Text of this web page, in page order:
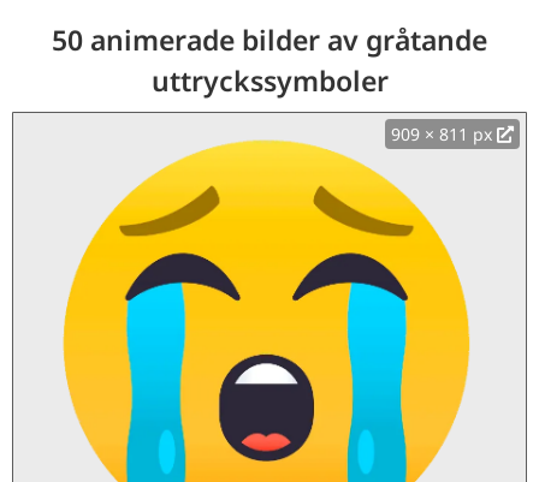
50 animerade bilder av gråtande
uttryckssymboler
909 × 811 px